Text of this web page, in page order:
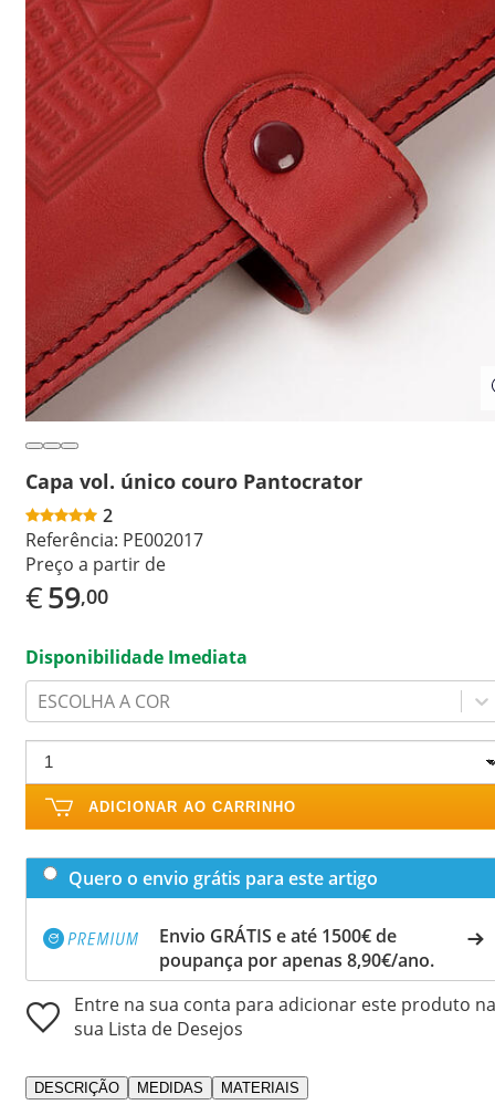
Capa vol. único couro Pantocrator
2
Referência: PE002017
Preço a partir de
€59,00
Disponibilidade Imediata
ESCOLHA A COR
ADICIONAR AO CARRINHO
Quero o envio grátis para este artigo
Envio GRÁTIS e até 1500€ de
poupança por apenas 8,90€/ano.
Entre na sua conta para adicionar este produto na
sua Lista de Desejos
DESCRIÇÃO MEDIDAS MATERIAIS